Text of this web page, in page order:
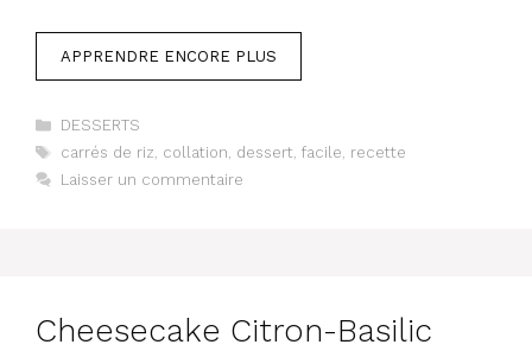
APPRENDRE ENCORE PLUS
Catégories
DESSERTS
Étiquettes
carrés de riz, collation, dessert, facile, recette
Laisser un commentaire
Cheesecake Citron-Basilic